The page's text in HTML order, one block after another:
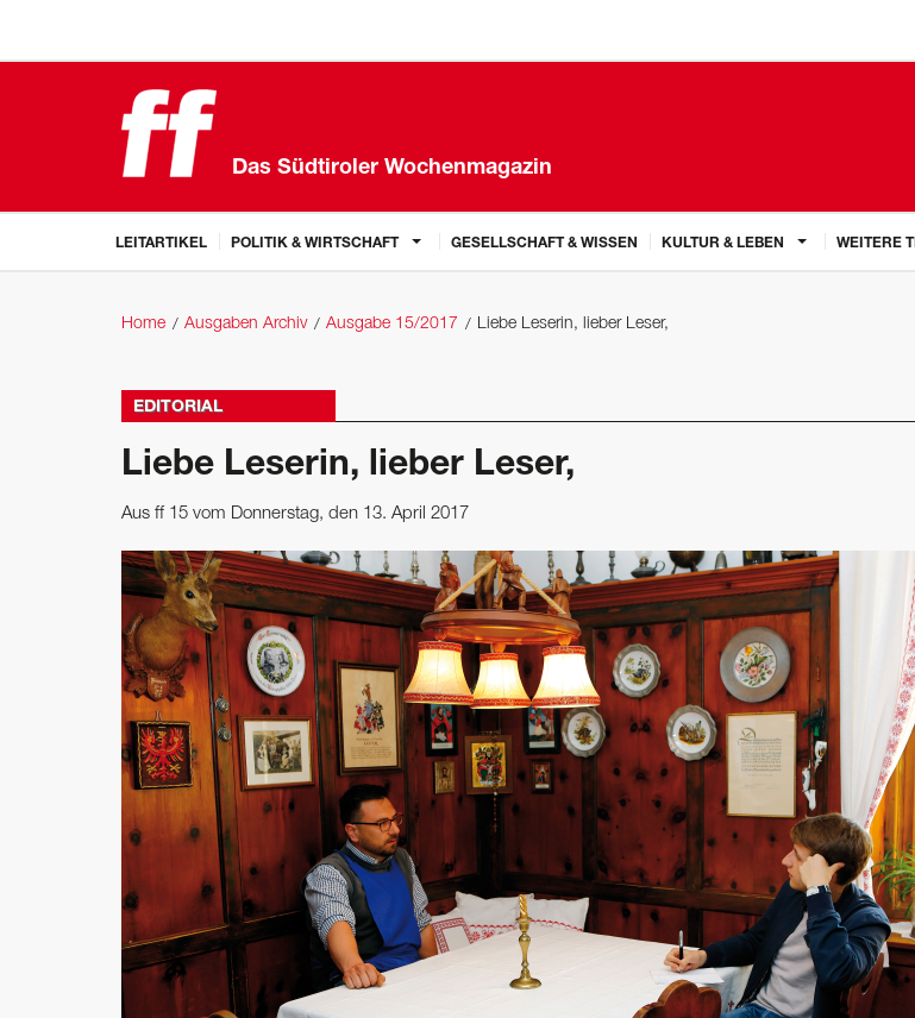
Das Südtiroler Wochenmagazin
LEITARTIKEL POLITIK & WIRTSCHAFT GESELLSCHAFT & WISSEN KULTUR & LEBEN WEITERE
Home Ausgaben Archiv Ausgabe 15/2017 Liebe Leserin, lieber Leser,
EDITORIAL
Liebe Leserin, lieber Leser,
Aus ff 15 vom Donnerstag, den 13. April 2017